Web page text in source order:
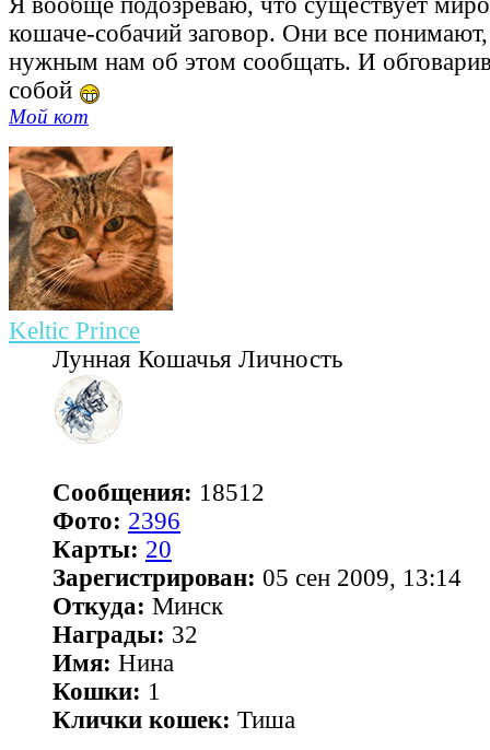
кошаче-собачий заговор. Они все
нужным нам об этом сообщать. И
собой
Мой кот
Keltic Prince
Лунная Кошачья Личность
Сообщения: 18512
Фото: 2396
Карты: 20
Зарегистрирован: 05 сен 2009, 13:14
Откуда: Минск
Награды: 32
Имя: Нина
Кошки: 1
Клички кошек: Тиша